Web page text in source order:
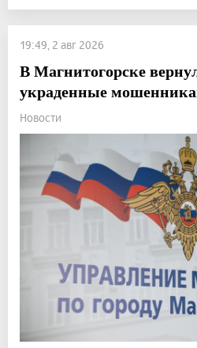
19:49, 2 авг 2026
В Магнитогорске
украденные
Новости